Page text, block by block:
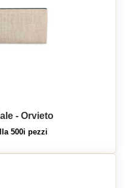
- Orvieto
500i pezzi